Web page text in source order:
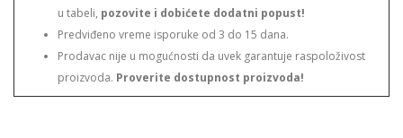
u tabeli, pozovite i dobićete dodatni popust!
Predviđeno vreme isporuke od 3 do 15 dana.
Prodavac nije u mogućnosti da uvek garantuje raspoloživost
proizvoda. Proverite dostupnost proizvoda!